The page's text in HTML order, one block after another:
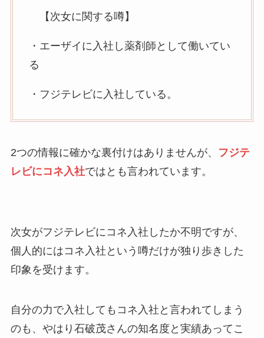
【次女に関する噂】
・エーザイに入社し薬剤師として働いてい
る
・フジテレビに入社している。
2つの情報に確かな裏付けはありませんが、
フジテ
レビにコネ入社ではとも言われています。
次女がフジテレビにコネ入社したか不明ですが、
個人的にはコネ入社という噂だけが独り歩きした
印象を受けます。
自分の力で入社してもコネ入社と言われてしまう
のも、やはり石破茂さんの知名度と実績あってこ